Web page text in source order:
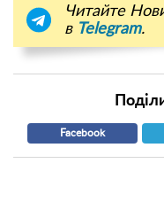
Читайте
в Telegram.
Facebook